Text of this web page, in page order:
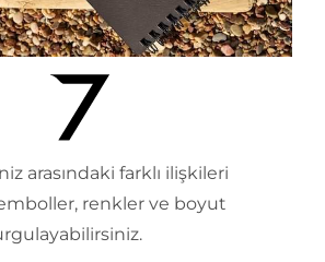
arasındaki farklı ilişkileri
renkler ve boyut